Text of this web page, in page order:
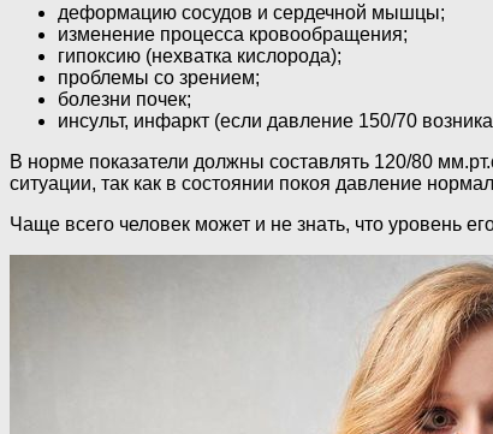
деформацию сосудов и сердечной мышцы;
изменение процесса кровообращения;
гипоксию (нехватка кислорода);
проблемы со зрением;
болезни почек;
инсульт, инфаркт (если давление 150/70
В норме показатели должны составлять 120/80
ситуации, так как в состоянии покоя давление
Чаще всего человек может и не знать, что уровень